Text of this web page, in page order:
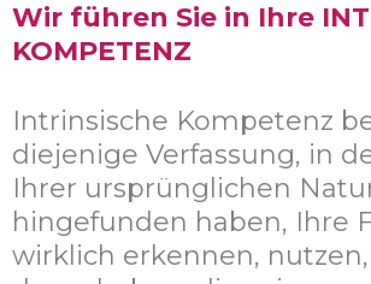
Wir führen Sie in Ihre
KOMPETENZ
Intrinsische Kompetenz
diejenige Verfassung, in
Ihrer ursprünglichen
hingefunden haben, Ihre
wirklich erkennen,